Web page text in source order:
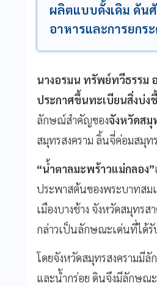
ผลิตแบบดั้งเดิม ดัน
อาหารและการยกร
นางอรมน ทรัพย์ทวีธรร
ประกาศขึ้นทะเบียนสิ่งบ่ง
ลักษณ์สำคัญของจังหวัดสมุ
สมุทรสงคราม ลิ้นจี่ค่อมสมุท
“น้ำตาลมะพร้าวแม่กลอง”
ประพาสต้นของพระบาทสม
เมืองบางช้าง จังหวัดสมุทร
กล่าวเป็นลักษณะเด่นที่ได้
โดยจังหวัดสมุทรสงครามมี
และน้ำกร่อย ดินจึงมีลักษณ